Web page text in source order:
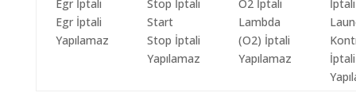
Egr İptali
Yapılamaz
Start
Stop İptali
Yapılamaz
Lambda
(O2) İptali
Yapılamaz
İptali